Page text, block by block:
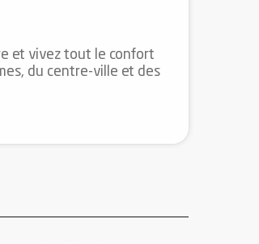
et vivez tout le confort
du centre-ville et des